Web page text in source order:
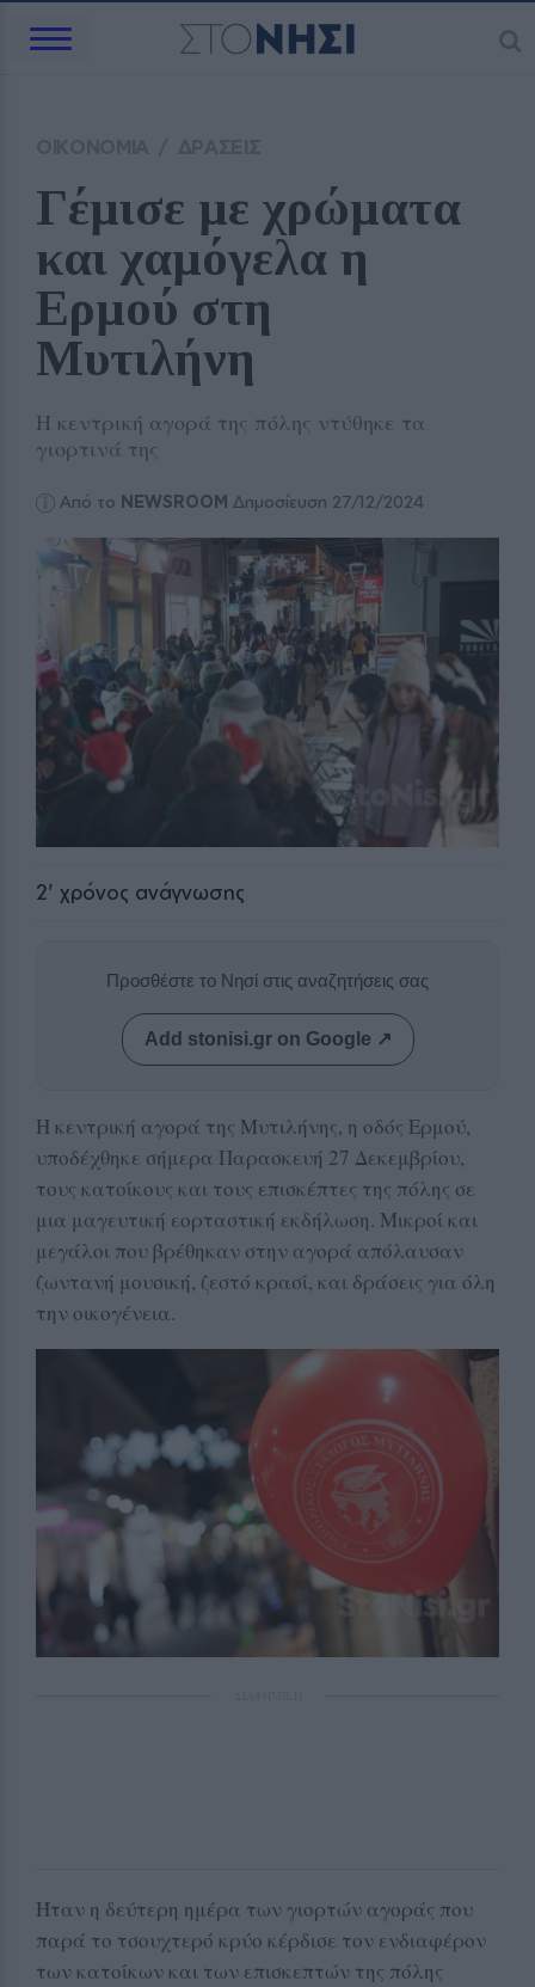
Γέμισε με χρώματα
και χαμόγελα η
Ερμού στη
Μυτιλήνη
Η κεντρική αγορά της πόλης ντύθηκε τα
γιορτινά της
Από το NEWSROOM Δημοσίευση 27/12/2024
2' χρόνος ανάγνωσης
Προσθέστε το Νησί στις αναζητήσεις σας
Add stonisi.gr on Google ↗
Η κεντρική αγορά της Μυτιλήνης, η οδός Ερμού,
υποδέχθηκε σήμερα Παρασκευή 27 Δεκεμβρίου,
τους κατοίκους και τους επισκέπτες της πόλης σε
μια μαγευτική εορταστική εκδήλωση. Μικροί και
μεγάλοι που βρέθηκαν στην αγορά απόλαυσαν
ζωντανή μουσική, ζεστό κρασί, και δράσεις για όλη
την οικογένεια.
Ήταν η δεύτερη ημέρα των γιορτών αγοράς που
παρά το τσουχτερό κρύο κέρδισε τον ενδιαφέρον
των κατοίκων και των επισκεπτών της πόλης